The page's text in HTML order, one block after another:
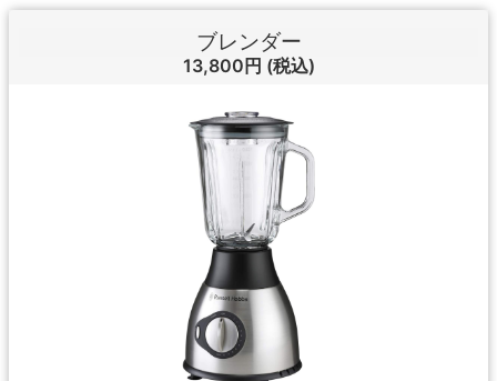
ブレンダー
13,800円 (税込)